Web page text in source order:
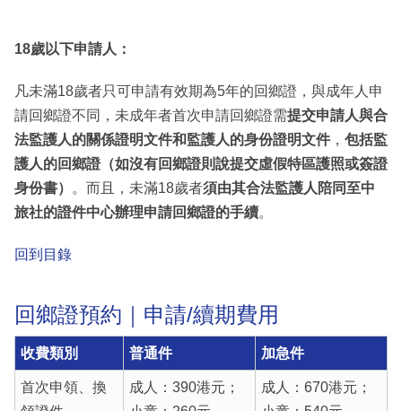
18歲以下申請人：
凡未滿18歲者只可申請有效期為5年的回鄉證，與成年人申
請回鄉證不同，未成年者首次申請回鄉證需提交申請人與合
法監護人的關係證明文件和監護人的身份證明文件， 包括監
護人的回鄉證（如沒有回鄉證則說提交虛假特區護照或簽證
身份書）
。而且，未滿18歲者須由其合法監護人陪同至中
旅社的證件中心辦理申請回鄉證的手續。
回到目錄
回鄉證預約｜申請/續期費用
收費類別 普通件 加急件
首次申領、換
成人：390港元；
成人：670港元；